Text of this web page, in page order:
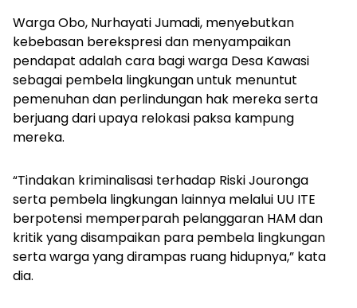
Warga Obo, Nurhayati Jumadi, menyebutkan
kebebasan berekspresi dan menyampaikan
pendapat adalah cara bagi warga Desa Kawasi
sebagai pembela lingkungan untuk menuntut
pemenuhan dan perlindungan hak mereka serta
berjuang dari upaya relokasi paksa kampung
mereka.
“Tindakan kriminalisasi terhadap Riski Jouronga
serta pembela lingkungan lainnya melalui UU ITE
berpotensi memperparah pelanggaran HAM dan
kritik yang disampaikan para pembela lingkungan
serta warga yang dirampas ruang hidupnya,” kata
dia.